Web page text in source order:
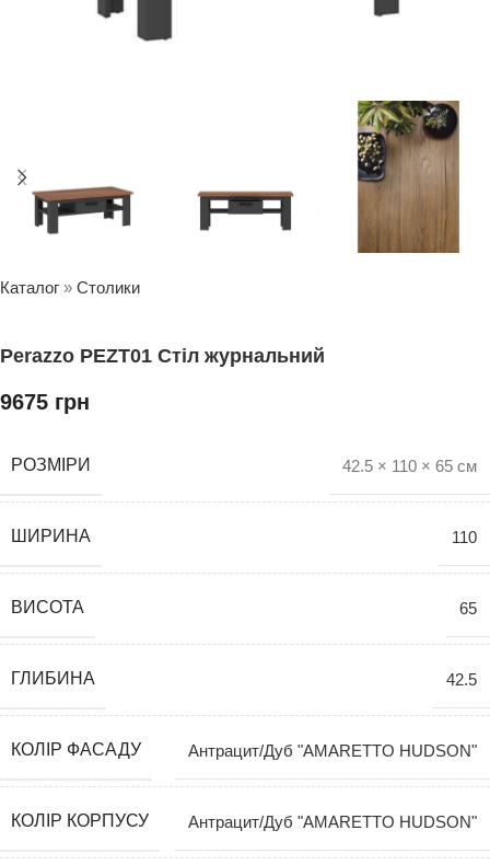
Каталог » Столики
Perazzo PEZT01 Стіл журнальний
9675 грн
РОЗМІРИ 42.5 × 110 × 65 см
ШИРИНА 110
ВИСОТА 65
ГЛИБИНА 42.5
КОЛІР ФАСАДУ Антрацит/Дуб "AMARETTO HUDSON"
КОЛІР КОРПУСУ Антрацит/Дуб "AMARETTO HUDSON"